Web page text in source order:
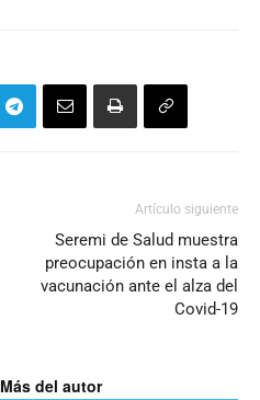
Artículo siguiente
Seremi de Salud muestra
preocupación en insta a la
vacunación ante el alza del
Covid-19
Más del autor